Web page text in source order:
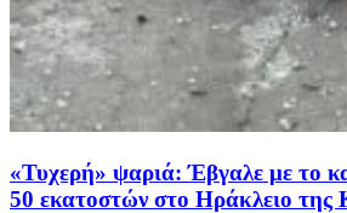
«Τυχερή» ψαριά: Έβγαλε με το
50 εκατοστών στο Ηράκλειο της